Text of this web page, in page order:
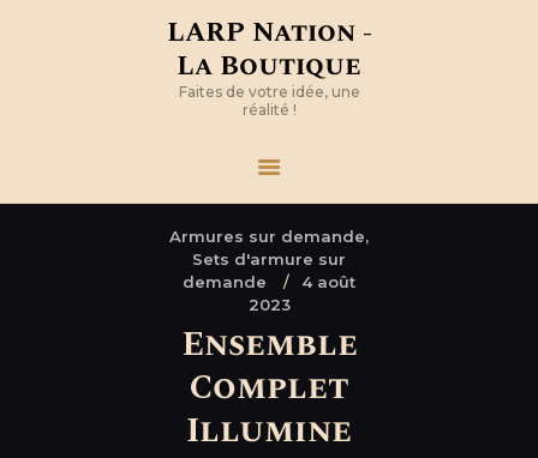
LARP Nation -
La Boutique
Faites de votre idée, une
réalité !
Armures sur demande,
Sets d'armure sur
demande
4 août
2023
Ensemble
Complet
Illumine